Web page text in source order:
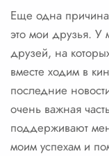
Еще одна
это мои друзья. У
друзей, на
вместе ходим в
последние
очень важная
поддерживают
моим успехам и